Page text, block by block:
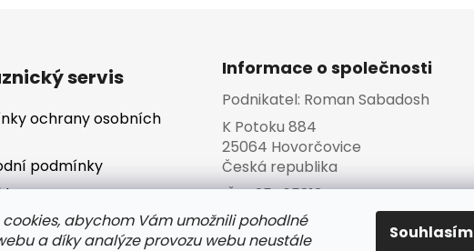
cookies, abychom Vám umožnili pohodlné
a díky analýze provozu webu neustále
Souhlasím
servis
ochrany osobních
podmínky
a platba
Informace o společnosti
Podnikatel: Roman Sabadosh
K Potoku 884
25064 Hovorčovice
Česká republika
IČO:25465813